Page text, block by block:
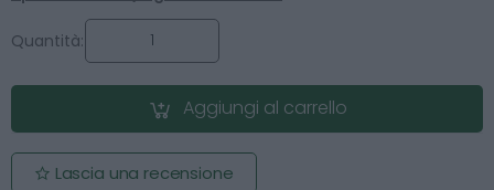
Quantità:
Aggiungi al carrello
Lascia una recensione